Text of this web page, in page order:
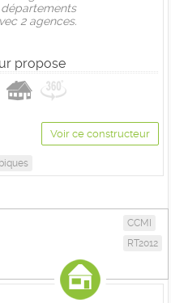
départements
2 agences.
propose
Voir ce constructeur
CCMI
RT2012